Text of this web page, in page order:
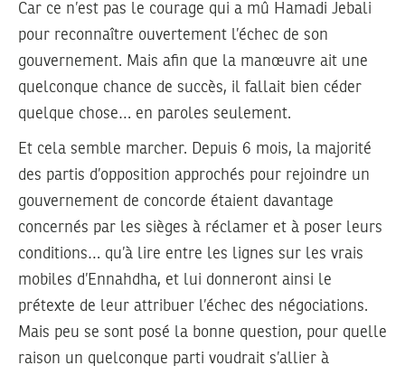
Car ce n’est pas le courage qui a mû Hamadi Jebali
pour reconnaître ouvertement l’échec de son
gouvernement. Mais afin que la manœuvre ait une
quelconque chance de succès, il fallait bien céder
quelque chose… en paroles seulement.
Et cela semble marcher. Depuis 6 mois, la majorité
des partis d’opposition approchés pour rejoindre un
gouvernement de concorde étaient davantage
concernés par les sièges à réclamer et à poser leurs
conditions… qu’à lire entre les lignes sur les vrais
mobiles d’Ennahdha, et lui donneront ainsi le
prétexte de leur attribuer l’échec des négociations.
Mais peu se sont posé la bonne question, pour quelle
raison un quelconque parti voudrait s’allier à